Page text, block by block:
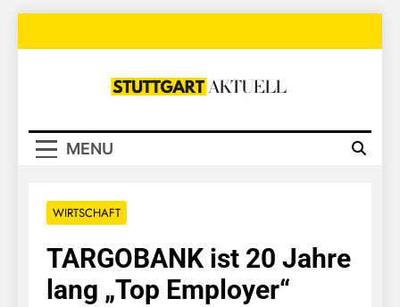
Stuttgart
MENU
WIRTSCHAFT
TARGOBANK ist 20 Jahre
lang „Top Employer“